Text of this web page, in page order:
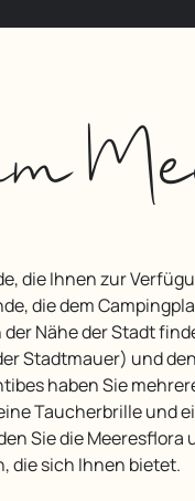
die dem
Nähe der Stadt
Stadtmauer) und
haben Sie
Taucherbrille und
Sie die Meeresflora
die sich Ihnen bietet.